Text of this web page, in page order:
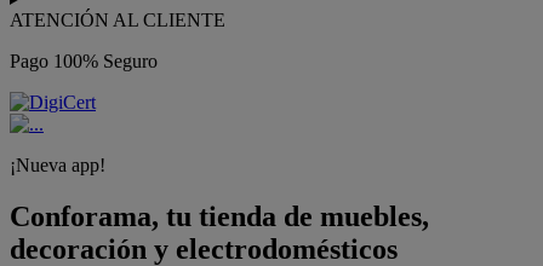
ATENCIÓN AL CLIENTE
Pago 100% Seguro
¡Nueva app!
Conforama, tu tienda de muebles,
decoración y electrodomésticos